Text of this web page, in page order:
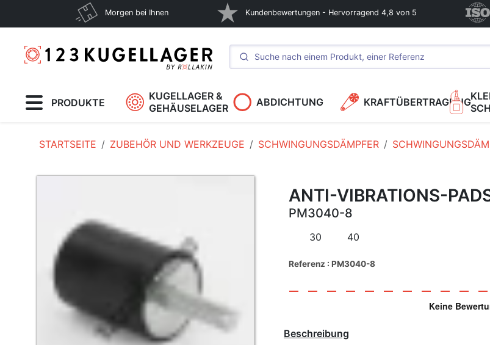
Morgen bei Ihnen Kundenbewertungen - Hervorragend 4,8 von 5
PRODUKTE
KUGELLAGER &
GEHÄUSELAGER
ABDICHTUNG KRAFTÜBERTRAGUNG
STARTSEITE ZUBEHÖR UND WERKZEUGE SCHWINGUNGSDÄMPFER
ANTI-VIBRATIONS-
PM3040-8
30 40
Referenz : PM3040-8
Beschreibung